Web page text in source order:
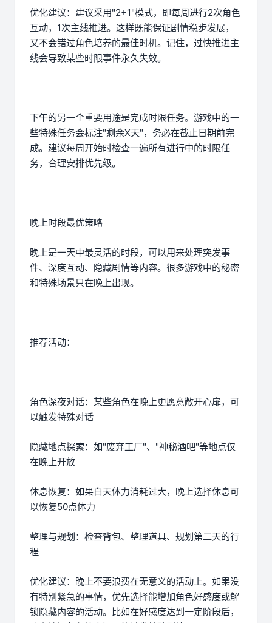
优化建议：建议采用"2+1"模式，即每周进行2次角色
互动，1次主线推进。这样既能保证剧情稳步发展，
又不会错过角色培养的最佳时机。记住，过快推进主
线会导致某些时限事件永久失效。
下午的另一个重要用途是完成时限任务。游戏中的一
些特殊任务会标注"剩余X天"，务必在截止日期前完
成。建议每周开始时检查一遍所有进行中的时限任
务，合理安排优先级。
晚上时段最优策略
晚上是一天中最灵活的时段，可以用来处理突发事
件、深度互动、隐藏剧情等内容。很多游戏中的秘密
和特殊场景只在晚上出现。
推荐活动：
角色深夜对话：某些角色在晚上更愿意敞开心扉，可
以触发特殊对话
隐藏地点探索：如"废弃工厂"、"神秘酒吧"等地点仅
在晚上开放
休息恢复：如果白天体力消耗过大，晚上选择休息可
以恢复50点体力
整理与规划：检查背包、整理道具、规划第二天的行
程
优化建议：晚上不要浪费在无意义的活动上。如果没
有特别紧急的事情，优先选择能增加角色好感度或解
锁隐藏内容的活动。比如在好感度达到一定阶段后，